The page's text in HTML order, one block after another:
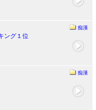
痴漢
ング１位
痴漢